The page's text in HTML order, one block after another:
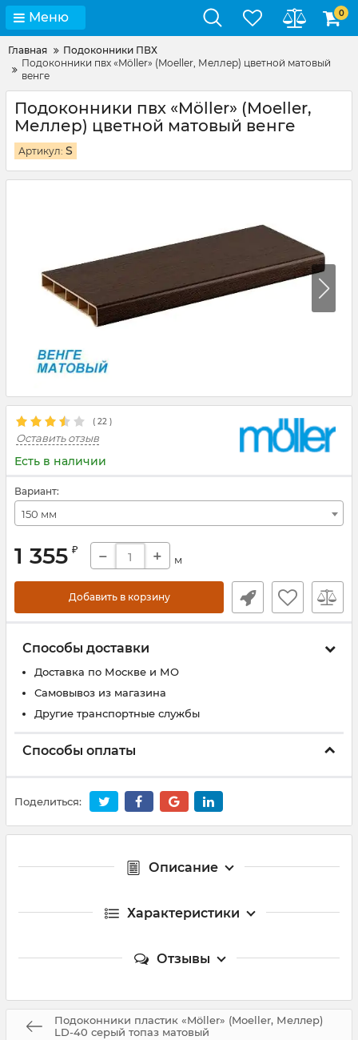
Меню 0
Главная
Подоконники ПВХ
Подоконники пвх «Möller» (Moeller, Меллер) цветной матовый
венге
Подоконники пвх «Möller» (Moeller,
Меллер) цветной матовый венге
Артикул: S
( 22 )
Оставить отзыв
Есть в наличии
Вариант:
150 мм
1 355 ₽ − + м
Добавить в корзину
Способы доставки
Доставка по Москве и МО
Самовывоз из магазина
Другие транспортные службы
Способы оплаты
Поделиться:
Описание
Характеристики
Отзывы
Подоконники пластик «Möller» (Moeller, Меллер)
LD-40 серый топаз матовый